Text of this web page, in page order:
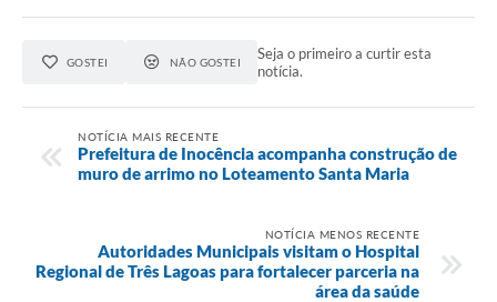
GOSTEI NÃO GOSTEI
Seja o primeiro a curtir esta
notícia.
NOTÍCIA MAIS RECENTE
Prefeitura de Inocência acompanha construção de
muro de arrimo no Loteamento Santa Maria
NOTÍCIA MENOS RECENTE
Autoridades Municipais visitam o Hospital
Regional de Três Lagoas para fortalecer parceria na
área da saúde